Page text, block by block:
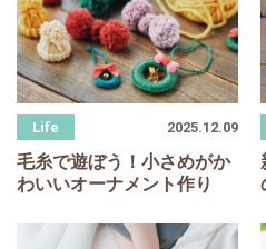
毛糸で遊ぼう！小さめがか
わいいオーナメント作り
2025.12.09